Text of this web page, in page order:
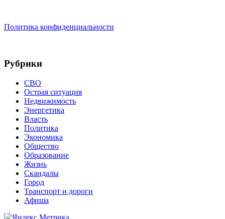
Политика конфиденциальности
Рубрики
СВО
Острая ситуация
Недвижимость
Энергетика
Власть
Политика
Экономика
Общество
Образование
Жизнь
Скандалы
Город
Транспорт и дороги
Афиша